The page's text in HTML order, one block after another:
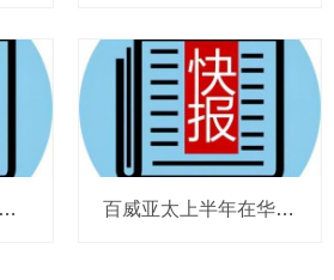
if椰子水母企发盈警，星巴克回应“伙伴券取消”传闻，沃尔玛社区店将开进广州，袁记食品更新招股书，投资超5亿的安徽东鹏饮料项目投产 百威亚太上半年在华量跌价升，东鹏饮料上半年收入近125亿，热浪让梦龙冰淇淋欧洲大卖，徐福记发拼多多店铺说明，泸溪河桃酥再次上架山姆